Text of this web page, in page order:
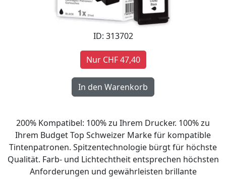
ID: 313702
Nur CHF 47,40
200% Kompatibel: 100% zu Ihrem Drucker. 100% zu
Ihrem Budget Top Schweizer Marke für kompatible
Tintenpatronen. Spitzentechnologie bürgt für höchste
Qualität. Farb- und Lichtechtheit entsprechen höchsten
Anforderungen und gewährleisten brillante